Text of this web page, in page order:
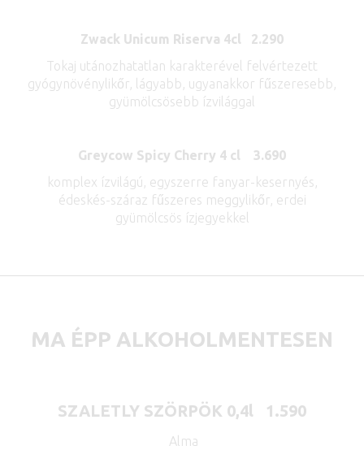
Zwack Unicum Riserva 4cl 2.290
Tokaj utánozhatatlan karakterével felvértezett
gyógynövénylikőr, lágyabb, ugyanakkor fűszeresebb,
gyümölcsösebb ízvilággal
Greycow Spicy Cherry 4 cl 3.690
komplex ízvilágú, egyszerre fanyar-kesernyés,
édeskés-száraz fűszeres meggylikőr, erdei
gyümölcsös ízjegyekkel
MA ÉPP ALKOHOLMENTESEN
SZALETLY SZÖRPÖK 0,4l 1.590
Alma